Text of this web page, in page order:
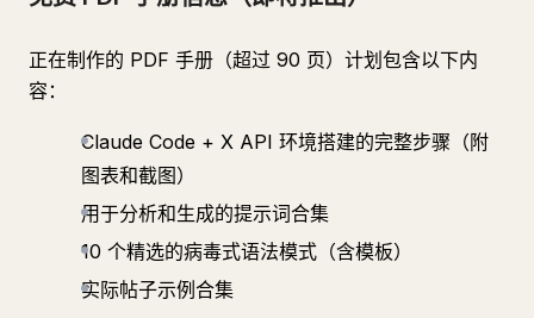
正在制作的 PDF 手册（超过 90 页）计划包含以下内
容：
Claude Code + X API 环境搭建的完整步骤（附
图表和截图）
用于分析和生成的提示词合集
10 个精选的病毒式语法模式（含模板）
实际帖子示例合集